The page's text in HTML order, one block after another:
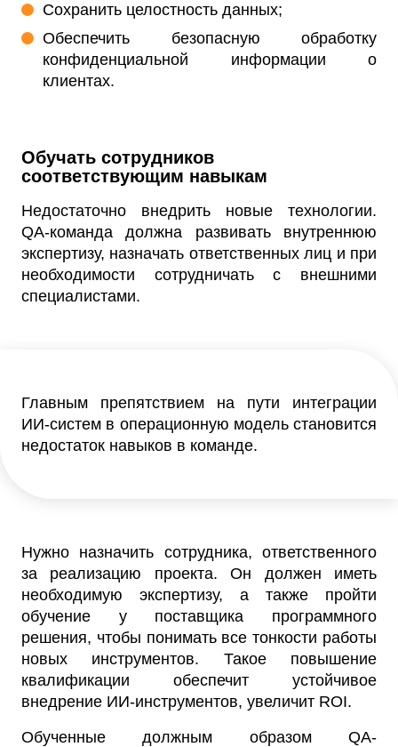
Сохранить целостность данных;
Обеспечить безопасную обработку
конфиденциальной информации о
клиентах.
Обучать сотрудников
соответствующим навыкам
Недостаточно внедрить новые технологии.
QA-команда должна развивать внутреннюю
экспертизу, назначать ответственных лиц и при
необходимости сотрудничать с внешними
специалистами.
Главным препятствием на пути интеграции
ИИ-систем в операционную модель становится
недостаток навыков в команде.
Нужно назначить сотрудника, ответственного
за реализацию проекта. Он должен иметь
необходимую экспертизу, а также пройти
обучение у поставщика программного
решения, чтобы понимать все тонкости работы
новых инструментов. Такое повышение
квалификации обеспечит устойчивое
внедрение ИИ-инструментов, увеличит ROI.
Обученные должным образом QA-